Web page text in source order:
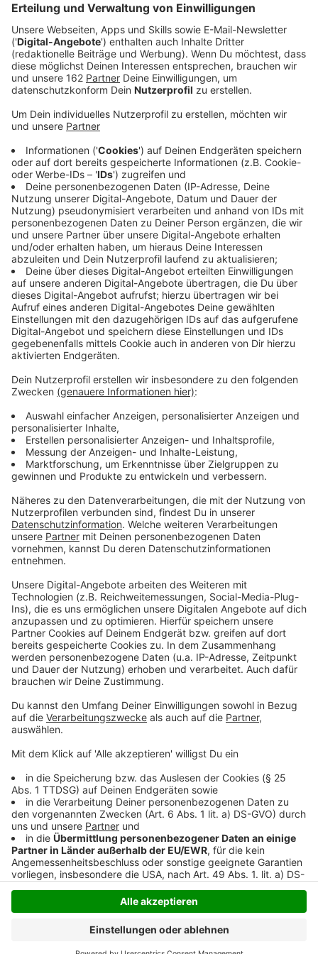
Anzeige
Anzeige
Der NRW-Landtag beschäftigt sich heute mit dem
Umweltskandal um belastete Böden. Er war bei einer
Razzia wegen illegaler Entsorgungen im Frühjahr
aufgeflogen. Besonders betroffen ist der Tagebau
Garzweiler. Durchsuchungen gab es damals aber auch
in Kamp-Lintfort. Details sind hier noch immer nicht
bekannt. In ganz NRW wird mittlerweile gegen bis zu
50 Verdächtige ermittelt. Die Vorwürfe richten sich
gegen Beschäftigte bei Transportunternehmen im
Baustoffsektor und Verantwortliche bei
Abfallentsorgern. Sie sollen belastetes Material im
Tagebau Garzweiler, in weiteren Kies- und Sandgruben,
aber auch auf Baustellen illegal entsorgt haben. Zum
Umfang und Grad der Belastung wird laut
Zwischenbericht noch ermittelt.
Anzeige
Noch immer sind viele Fragen offen
Anzeige
Die Polizei führte seit September 2024 schon
mehrere Razzien durch - die wohl größte im April mit
landesweit rund 50 Durchsuchungen und etwa 300
Einsatzkräften. Mehrere Staatsanwälte arbeiten
mittlerweile an dem Fall und prüfen die Beweise
genau. Erste Anklagen sollen in der ersten
Jahreshälfte 2026 folgen. Für Ärger sorgt, dass für die
Menschen vor Ort immer noch kaum etwas bekannt
ist. Zwar werden in der Vorlage an den heutigen NRW-
Umweltausschuss einige Details zu Verdachtsfällen
benannt - zu einem großen Teil aber ohne konkrete
Städte oder Kiesgruben zu benennen.
Anzeige
Anzeige